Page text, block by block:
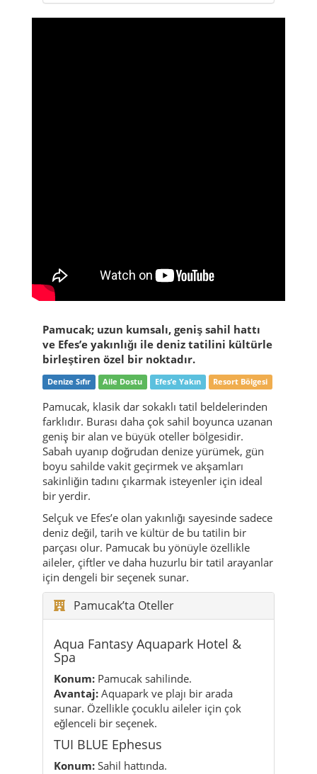
Pamucak; uzun kumsalı, geniş sahil hattı
ve Efes’e yakınlığı ile deniz tatilini kültürle
birleştiren özel bir noktadır.
Denize Sıfır Aile Dostu Efes’e Yakın Resort Bölgesi
Pamucak, klasik dar sokaklı tatil beldelerinden
farklıdır. Burası daha çok sahil boyunca uzanan
geniş bir alan ve büyük oteller bölgesidir.
Sabah uyanıp doğrudan denize yürümek, gün
boyu sahilde vakit geçirmek ve akşamları
sakinliğin tadını çıkarmak isteyenler için ideal
bir yerdir.
Selçuk ve Efes’e olan yakınlığı sayesinde sadece
deniz değil, tarih ve kültür de bu tatilin bir
parçası olur. Pamucak bu yönüyle özellikle
aileler, çiftler ve daha huzurlu bir tatil arayanlar
için dengeli bir seçenek sunar.
Pamucak’ta Oteller
Aqua Fantasy Aquapark Hotel &
Spa
Konum: Pamucak sahilinde.
Avantaj: Aquapark ve plajı bir arada
sunar. Özellikle çocuklu aileler için çok
eğlenceli bir seçenek.
TUI BLUE Ephesus
Konum: Sahil hattında.